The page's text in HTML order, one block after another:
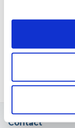
van je onderzoek
mynexuzhealth
en het moment dat
Voorbeeld: je
op 14 juli. Je ziet
Contact